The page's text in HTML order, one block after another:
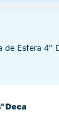
Deca